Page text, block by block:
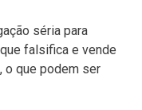
séria para
falsifica e vende
o que podem ser